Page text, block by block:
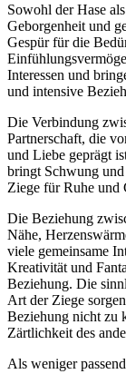
Sowohl der Hase
Geborgenheit und
Gespür für die
Interessen und
und intensive
Die Verbindung
Partnerschaft, die
und Liebe geprägt
bringt Schwung
Ziege für Ruhe und
Die Beziehung
Nähe,
viele gemeinsame
Kreativität und
Beziehung. Die
Art der Ziege
Beziehung nicht zu
Zärtlichkeit des
Als weniger